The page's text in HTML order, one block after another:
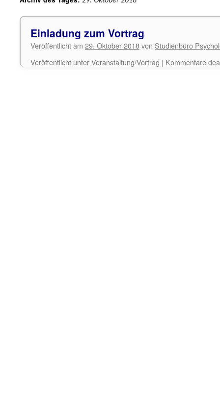
Einladung zum Vortrag
Veröffentlicht am 29. Oktober 2018von Studienbüro
Veröffentlicht unterVeranstaltung/Vortrag | Kommentare